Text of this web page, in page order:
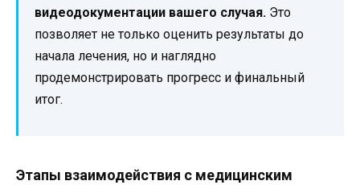
видеодокументации вашего случая. Это
позволяет не только оценить результаты до
начала лечения, но и наглядно
продемонстрировать прогресс и финальный
итог.
Этапы взаимодействия с медицинским